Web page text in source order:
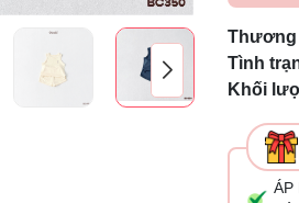
Thương
Tình
Khối
ÁP